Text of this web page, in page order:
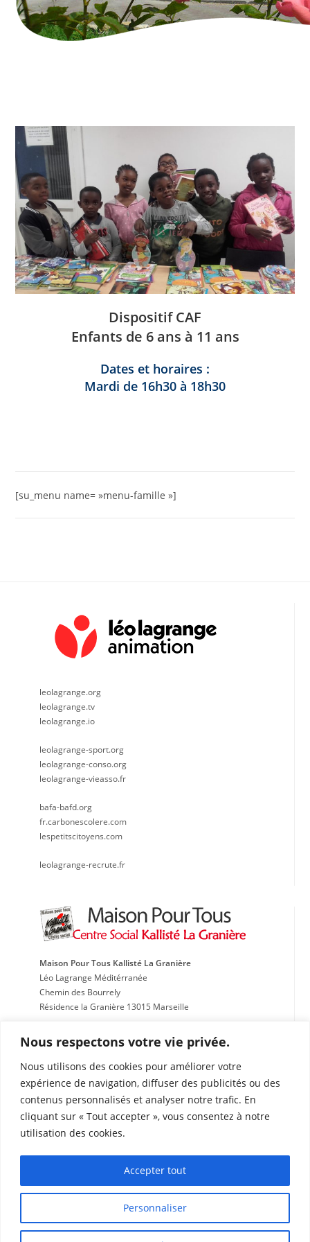
Nous respectons votre vie privée.
Nous utilisons des cookies pour améliorer votre
expérience de navigation, diffuser des publicités ou des
contenus personnalisés et analyser notre trafic. En
cliquant sur « Tout accepter », vous consentez à notre
utilisation des cookies.
Personnaliser
Accepter tout
Dispositif CAF
Enfants de 6 ans à 11 ans
Dates et horaires :
Mardi de 16h30 à 18h30
[su_menu name= »menu-famille »]
leolagrange.org
leolagrange.tv
leolagrange.io
leolagrange-sport.org
leolagrange-conso.org
leolagrange-vieasso.fr
bafa-bafd.org
fr.carbonescolere.com
lespetitscitoyens.com
leolagrange-recrute.fr
Maison Pour Tous Kallisté La Granière
Léo Lagrange Méditérranée
Chemin des Bourrely
Résidence la Granière 13015 Marseille
Fax : 04 91 51 53 33
kalliste@leolagrange.org
Locaux Associatifs Espace Citoyen
Parc Kallisté
130 Chemin des Bourrely 13015 Marseille
espace.associatif@leolagrange.org